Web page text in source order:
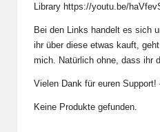
Library https://youtu.be/
Bei den Links handelt es sich
ihr über diese etwas kauft,
mich. Natürlich ohne, dass ihr
Vielen Dank für euren Support!
Keine Produkte gefunden.